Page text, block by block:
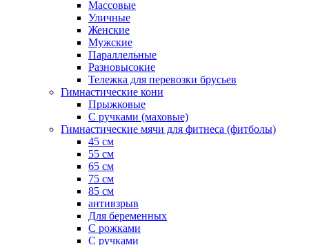
Массовые
Уличные
Женские
Мужские
Параллельные
Разновысокие
Тележка для перевозки брусьев
Гимнастические кони
Прыжковые
С ручками (маховые)
Гимнастические мячи для фитнеса (фитболы)
45 см
55 см
65 см
75 см
85 см
антивзрыв
Для беременных
С рожками
С ручками